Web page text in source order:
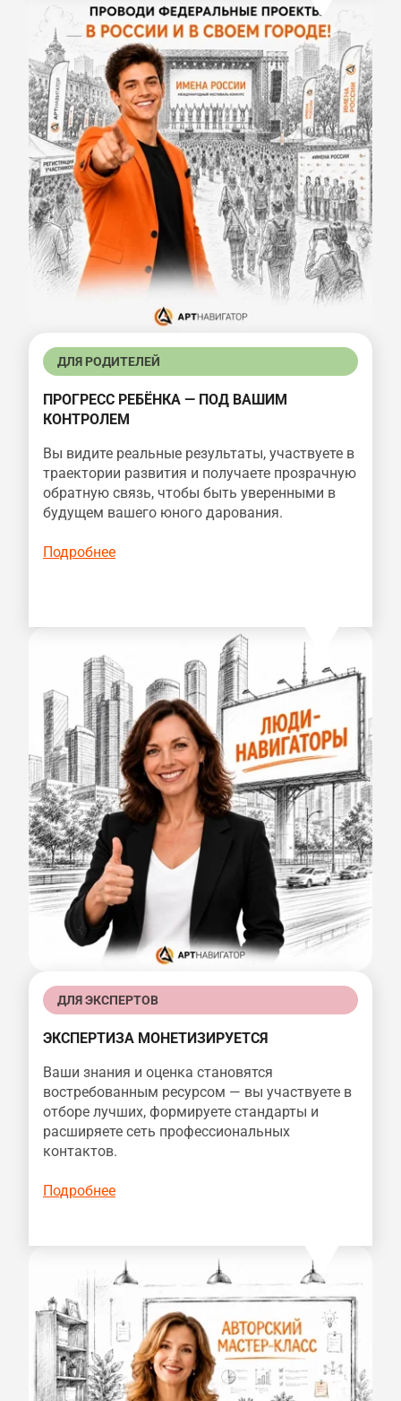
ДЛЯ РОДИТЕЛЕЙ
ПРОГРЕСС РЕБЁНКА — ПОД ВАШИМ
КОНТРОЛЕМ
Вы видите реальные результаты, участвуете в
траектории развития и получаете прозрачную
обратную связь, чтобы быть уверенными в
будущем вашего юного дарования.
Подробнее
ДЛЯ ЭКСПЕРТОВ
ЭКСПЕРТИЗА МОНЕТИЗИРУЕТСЯ
Ваши знания и оценка становятся
востребованным ресурсом — вы участвуете в
отборе лучших, формируете стандарты и
расширяете сеть профессиональных
контактов.
Подробнее